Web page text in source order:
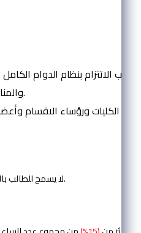
الاتتزام بنظام الدوام
والمناقشات وفقاص للخطة الدراسية المعتمدة.
الكليات ورؤساء الاقسام
لا يسمح للطالبمن عدد الساعات المقررة للمقرر.